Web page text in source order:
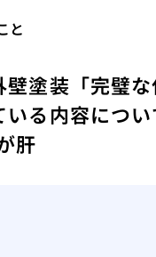
と
壁塗装 「完璧
る内容につい
肝